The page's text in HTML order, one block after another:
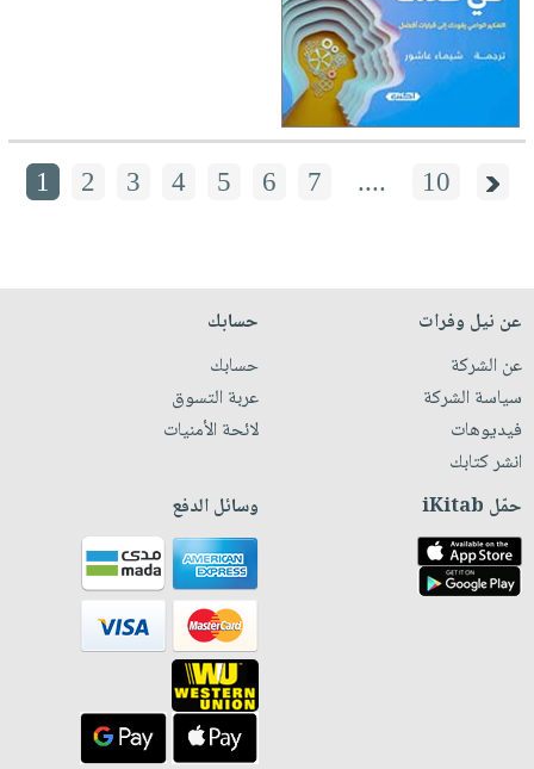
1 2 3 4 5 6 7 .... 10
عن نيل وفرات
عن الشركة
سياسة الشركة
فيديوهات
انشر كتابك
حسابك
حسابك
عربة التسوق
لائحة الأمنيات
حمّل iKitab وسائل الدفع